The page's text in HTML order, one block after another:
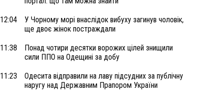
12:04
У Чорному морі внаслідок вибуху загинув чоловік,
ще двоє жінок постраждали
11:38
Понад чотири десятки ворожих цілей знищили
сили ППО на Одещині за добу
11:23
Одесита відправили на лаву підсудних за публічну
наругу над Державним Прапором України